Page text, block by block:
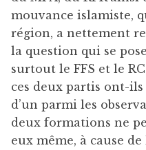
mouvance islamiste,
région, a nettement
la question qui se
surtout le FFS et le
ces deux partis ont-
d’un parmi les
deux formations ne
eux même, à cause